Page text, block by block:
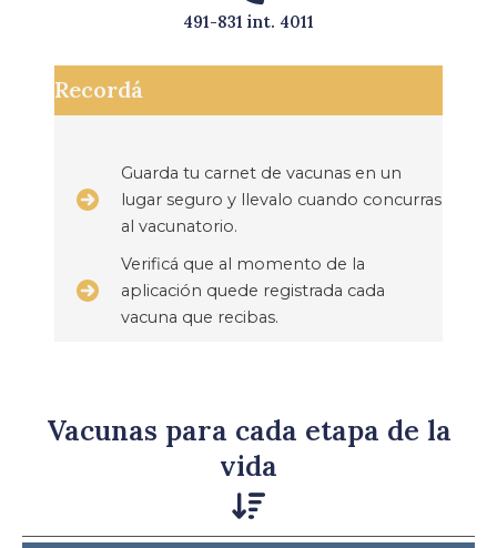
491-831 int. 4011
Recordá
Guarda tu carnet de vacunas en un
lugar seguro y llevalo cuando concurras
al vacunatorio.
Verificá que al momento de la
aplicación quede registrada cada
vacuna que recibas.
Vacunas para cada etapa de la
vida